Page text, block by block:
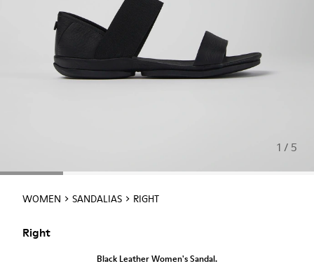
1 / 5
WOMEN SANDALIAS RIGHT
Right
Black Leather Women's Sandal.